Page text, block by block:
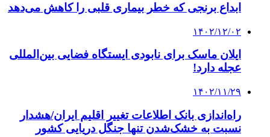
ابداع برنجی که خطر بیماری قلبی را کاهش می‌دهد
۱۴۰۲/۱۲/۰۲
ایلان ماسک برای نابودی ایستگاه فضایی بین‌المللی
عجله دارد!
۱۴۰۲/۱۱/۲۹
راه‌اندازی بانک اطلاعات تغییر اقلیم ایران/هشدار
نسبت به خشک‌شدن تنها جنگل دریایی کشور